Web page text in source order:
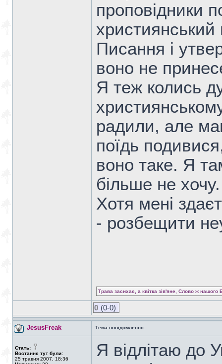
проповідники
Писання і
воно не
Я теж колись
радили, але
поїдь
воно таке. Я
більше не хочу.
Хотя мені
- розбещити
Трава засихає, а квітка зів'яне, Слово ж нашого
0 (0-0)
JesusFreak Тема повідомлення:
Стать:
Востаннє тут були:
25 травня 2007, 18:36
Я відлітаю до